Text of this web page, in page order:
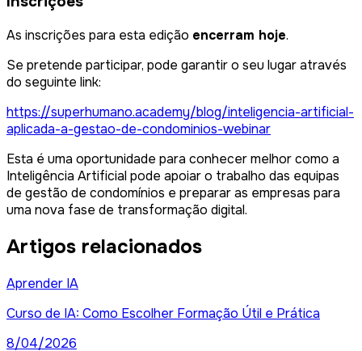
As inscrições para esta edição encerram hoje.
Se pretende participar, pode garantir o seu lugar através
do seguinte link:
https://superhumano.academy/blog/inteligencia-artificial-
aplicada-a-gestao-de-condominios-webinar
Esta é uma oportunidade para conhecer melhor como a
Inteligência Artificial pode apoiar o trabalho das equipas
de gestão de condomínios e preparar as empresas para
uma nova fase de transformação digital.
Artigos relacionados
Aprender IA
Curso de IA: Como Escolher Formação Útil e Prática
8/04/2026